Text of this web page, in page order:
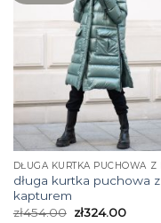
długa kurtka puchowa z
kapturem
zł454.00 zł324.00